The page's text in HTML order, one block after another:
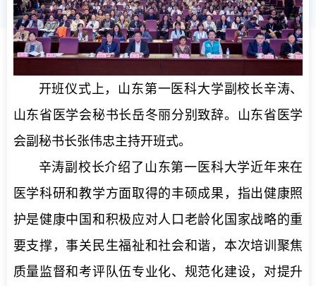
开班仪式上，山东第一医科大学副校长辛涛、
山东省医学会秘书长岳冬丽分别致辞。山东省医学
会副秘书长张伟忠主持开班式。
辛涛副校长介绍了山东第一医科大学近年来在
医学科研和教学方面取得的丰硕成果，指出健康照
护是健康中国和积极应对人口老龄化国家战略的重
要支撑，事关民生福祉和社会和谐，本次培训聚焦
质量监督和考评队伍专业化、规范化建设，对提升